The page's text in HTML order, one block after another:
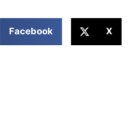
Facebook X